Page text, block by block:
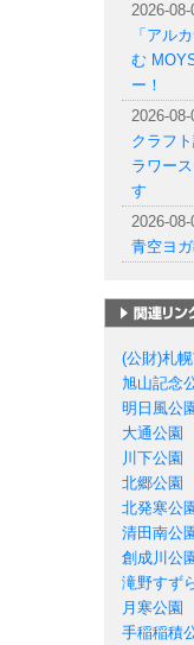
2026-
「アル
む
ー！
2026-
クラフ
ラワー
す
2026-
青空ヨ
(公財)札
旭山記念
明日風公
大通公園
川下公園
北郷公園
北発寒公
清田南公
創成川公
滝野すず
月寒公園
手稲稲積